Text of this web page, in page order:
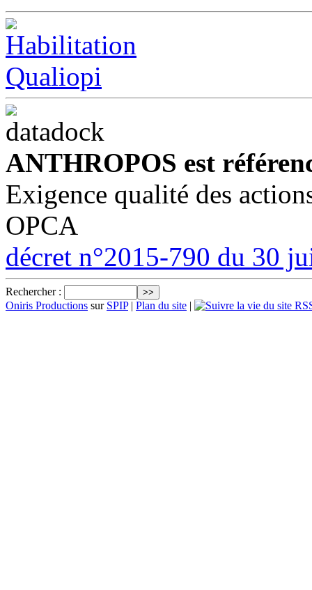
ANTHROPOS est
Exigence qualité des
OPCA
décret n°2015-790 du 30
Rechercher :
Oniris Productions sur SPIP| Plan du site |